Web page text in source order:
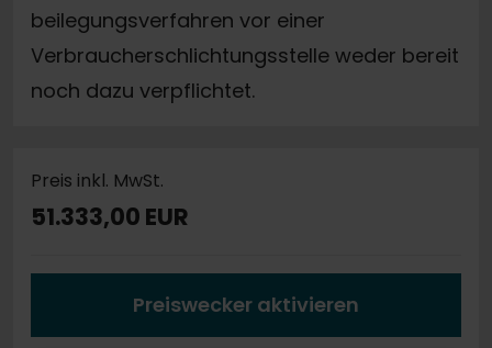
beilegungsverfahren vor einer
Verbraucherschlichtungsstelle weder bereit
noch dazu verpflichtet.
Preis inkl. MwSt.
51.333,00 EUR
Preiswecker aktivieren